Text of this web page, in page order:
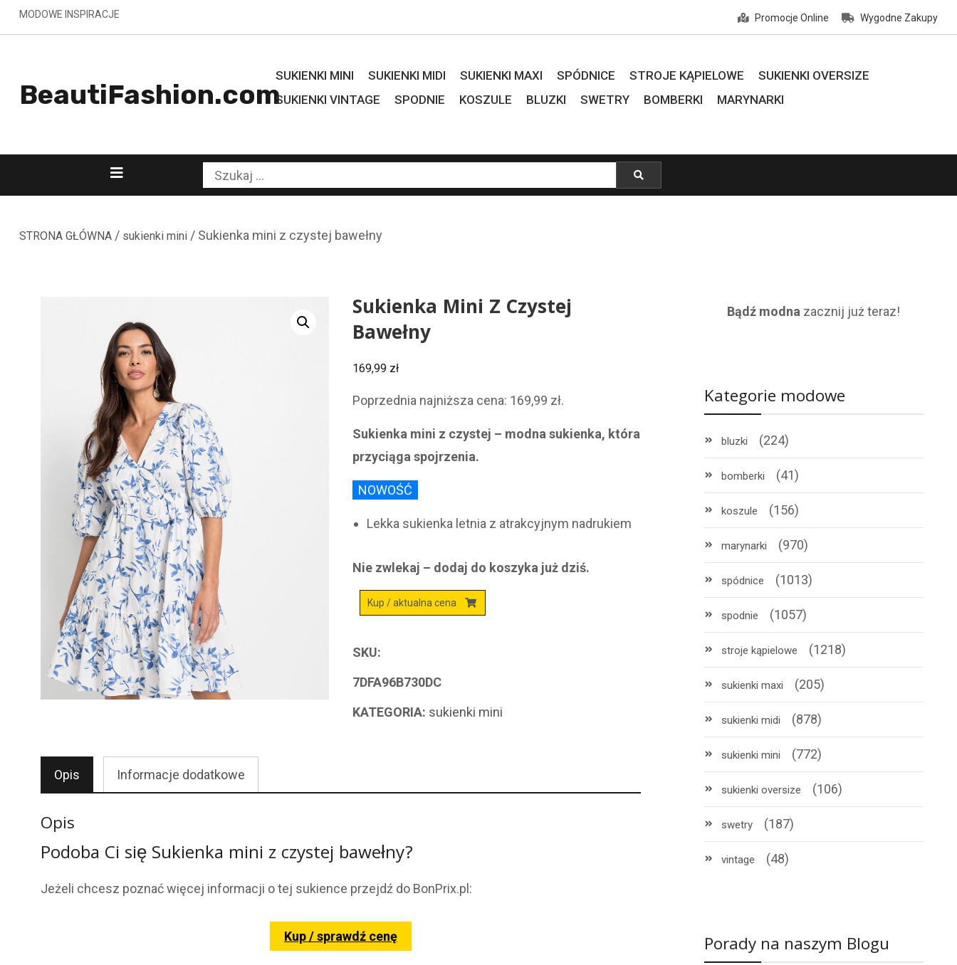
Skip
to
MODOWE INSPIRACJE Promocje Online Wygodne Zakupy
BeautiFashion.com
SUKIENKI MINI SUKIENKI MIDI SUKIENKI MAXI SPÓDNICE STROJE KĄPIELOWE
SUKIENKI OVERSIZE
SUKIENKI VINTAGE
SPODNIE KOSZULE BLUZKI SWETRY BOMBERKI MARYNARKI
Szukaj:
STRONA GŁÓWNA/ sukienki mini/ Sukienka mini z czystej bawełny
Sukienka Mini Z Czystej
Bawełny
169,99 zł
Poprzednia najniższa cena: 169,99 zł.
Sukienka mini z czystej – modna sukienka, która
przyciąga spojrzenia.
NOWOŚĆ
Lekka sukienka letnia z atrakcyjnym nadrukiem
Nie zwlekaj – dodaj do koszyka już dziś.
Kup / aktualna cena
SKU:
7DFA96B730DC
KATEGORIA: sukienki mini
Opis Informacje dodatkowe
Opis
Podoba Ci się Sukienka mini z czystej bawełny?
Jeżeli chcesz poznać więcej informacji o tej sukience przejdź do BonPrix.pl:
Kup / sprawdź cenę
Bądź modna zacznij już teraz!
Kategorie modowe
bluzki (224)
bomberki (41)
koszule (156)
marynarki (970)
spódnice (1013)
spodnie (1057)
stroje kąpielowe (1218)
sukienki maxi (205)
sukienki midi (878)
sukienki mini (772)
sukienki oversize (106)
swetry (187)
vintage (48)
Porady na naszym Blogu